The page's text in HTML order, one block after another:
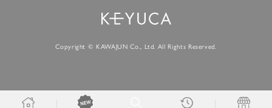
Copyright © KAWAJUN Co., Ltd. All Rights Reserved.